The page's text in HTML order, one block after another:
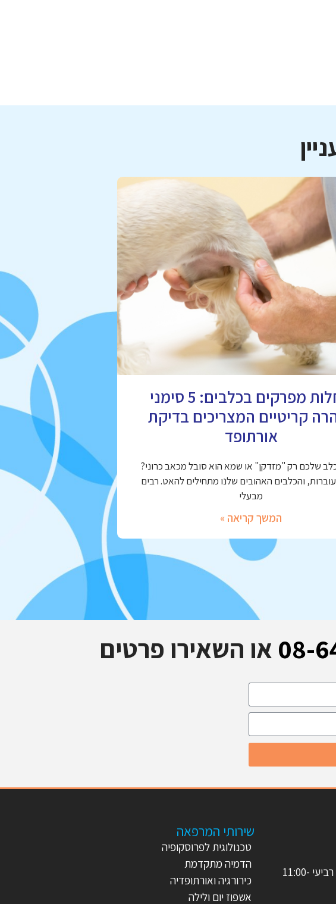
מחלות מפרקים בכלבים: 5 סימני
קריטיים המצריכים בדיקת
אורתופד
שלכם רק "מזדקן" או שמא הוא סובל מכאב כרוני?
והכלבים האהובים שלנו מתחילים להאט. רבים
מבעלי
המשך קריאה »
08- או השאירו פרטים
ימים ראשון וחמישי : 9:00-15:00 | ימים שני עד רביעי 11:00-
שירותי המרפאה
טכנולוגית לפרוסקופיה
הדמיה מתקדמת
כירורגיה ואורתופדיה
אשפוז יום ולילה